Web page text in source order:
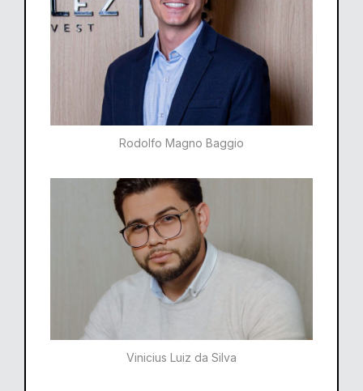
Rodolfo Magno Baggio​​
Vinicius Luiz da Silva